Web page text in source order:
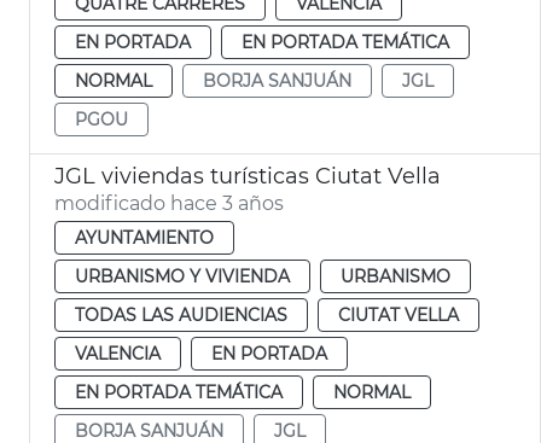
EN PORTADA
EN PORTADA TEMÁTICA
NORMAL
BORJA SANJUÁN
JGL
PGOU
JGL viviendas turísticas Ciutat Vella
modificado hace 3 años
AYUNTAMIENTO
URBANISMO Y VIVIENDA
URBANISMO
TODAS LAS AUDIENCIAS
CIUTAT VELLA
VALENCIA
EN PORTADA
EN PORTADA TEMÁTICA
NORMAL
BORJA SANJUÁN
JGL